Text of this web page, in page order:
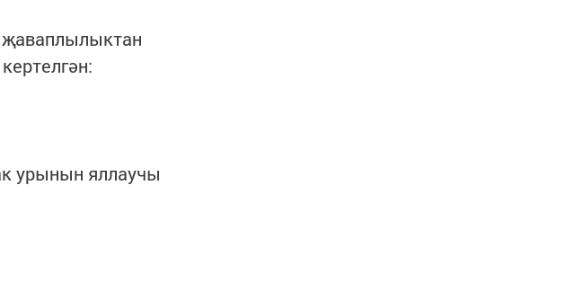
җаваплылыктан
урынын яллаучы